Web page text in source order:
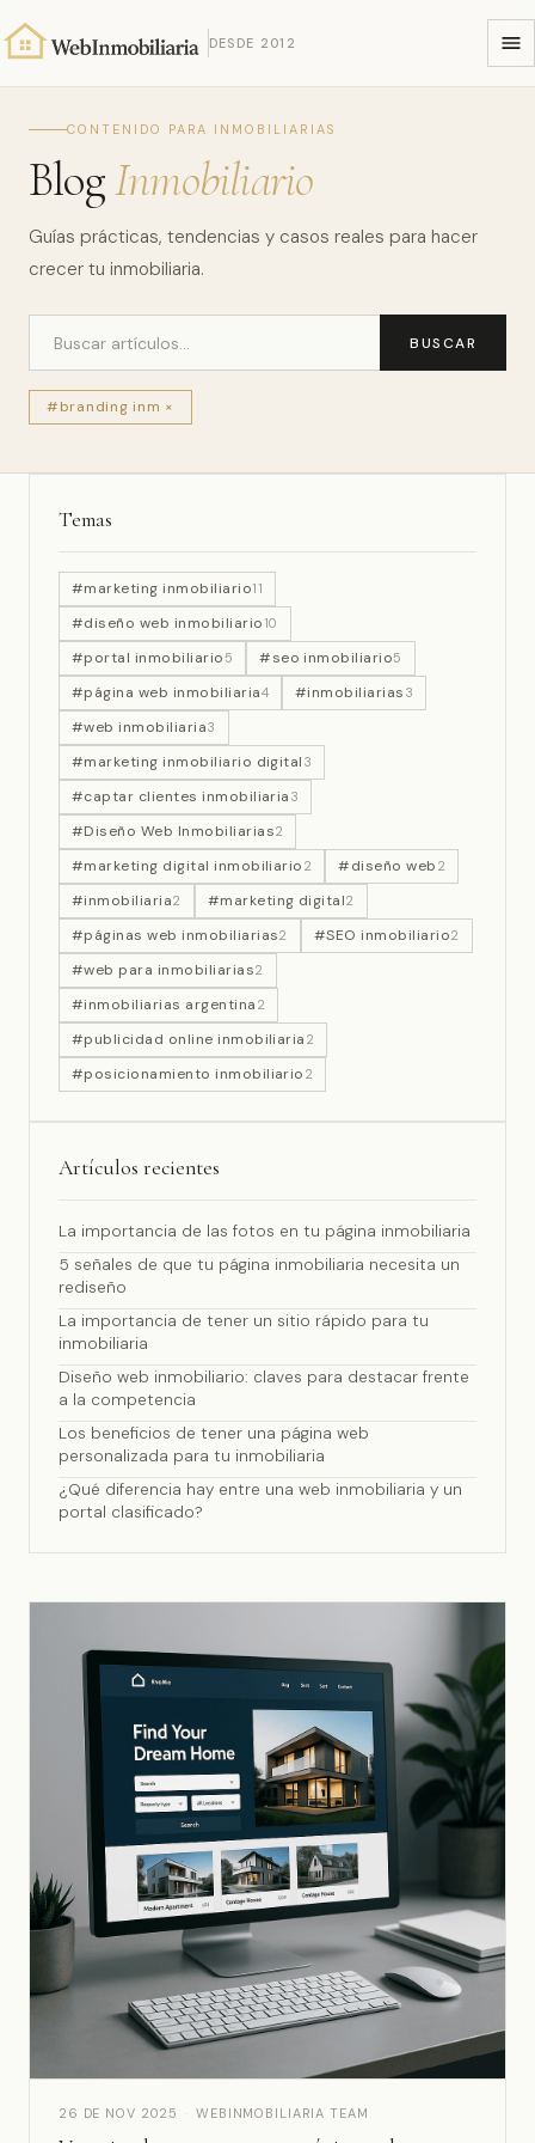
DESDE 2012
CONTENIDO PARA INMOBILIARIAS
BlogInmobiliario
Guías prácticas, tendencias y casos reales para hacer
crecer tu inmobiliaria.
BUSCAR
#branding inm ×
Temas
#marketing inmobiliario11
#diseño web inmobiliario 10
#portal inmobiliario 5 #seo inmobiliario5
#página web inmobiliaria4 #inmobiliarias 3
#web inmobiliaria3
#marketing inmobiliario digital 3
#captar clientes inmobiliaria 3
#Diseño Web Inmobiliarias2
#marketing digital inmobiliario 2 #diseño web 2
#inmobiliaria2 #marketing digital2
#páginas web inmobiliarias2 #SEO inmobiliario2
#web para inmobiliarias2
#inmobiliarias argentina 2
#publicidad online inmobiliaria 2
#posicionamiento inmobiliario 2
Artículos recientes
La importancia de las fotos en tu página inmobiliaria
5 señales de que tu página inmobiliaria necesita un
rediseño
La importancia de tener un sitio rápido para tu
inmobiliaria
Diseño web inmobiliario: claves para destacar frente
a la competencia
Los beneficios de tener una página web
personalizada para tu inmobiliaria
¿Qué diferencia hay entre una web inmobiliaria y un
portal clasificado?
26 DE NOV 2025 WEBINMOBILIARIA TEAM